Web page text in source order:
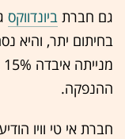
גם חברת ביונדווקס
ההנפקה.